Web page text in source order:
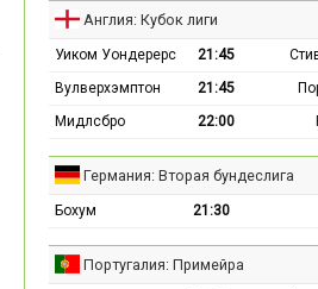
Англия: Кубок лиги
Уиком Уондерерс 21:45
Вулверхэмптон
21:45
Мидлсбро
22:00
Германия: Вторая бундеслига
Бохум 21:30
Португалия: Примейра